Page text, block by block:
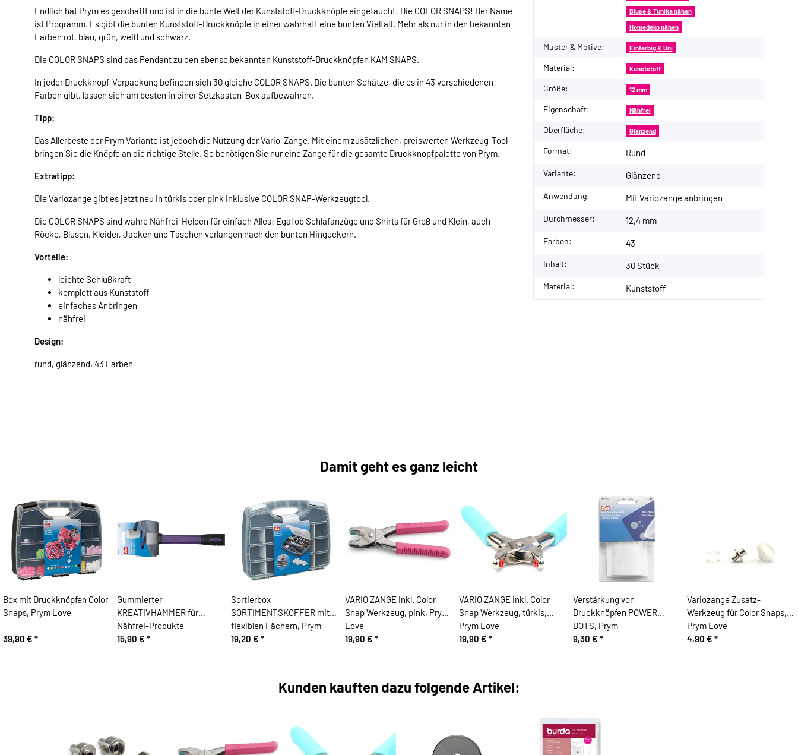
Endlich hat Prym es geschafft und ist in die bunte Welt der Kunststoff-Druckknöpfe eingetaucht: Die COLOR SNAPS! Der Name
ist Programm. Es gibt die bunten Kunststoff-Druckknöpfe in einer wahrhaft eine bunten Vielfalt. Mehr als nur in den bekannten
Farben rot, blau, grün, weiß und schwarz.
Die COLOR SNAPS sind das Pendant zu den ebenso bekannten Kunststoff-Druckknöpfen KAM SNAPS.
In jeder Druckknopf-Verpackung befinden sich 30 gleiche COLOR SNAPS. Die bunten Schätze, die es in 43 verschiedenen
Farben gibt, lassen sich am besten in einer Setzkasten-Box aufbewahren.
Tipp:
Das Allerbeste der Prym Variante ist jedoch die Nutzung der Vario-Zange. Mit einem zusätzlichen, preiswerten Werkzeug-Tool
bringen Sie die Knöpfe an die richtige Stelle. So benötigen Sie nur eine Zange für die gesamte Druckknopfpalette von Prym.
Extratipp:
Die Variozange gibt es jetzt neu in türkis oder pink inklusive COLOR SNAP-Werkzeugtool.
Die COLOR SNAPS sind wahre Nähfrei-Helden für einfach Alles: Egal ob Schlafanzüge und Shirts für Groß und Klein, auch
Röcke, Blusen, Kleider, Jacken und Taschen verlangen nach den bunten Hinguckern.
Vorteile:
leichte Schlußkraft
komplett aus Kunststoff
einfaches Anbringen
nähfrei
Design:
rund, glänzend, 43 Farben
Bluse & Tunika nähen
Homedeko nähen
Muster & Motive: Einfarbig & Uni
Material: Kunststoff
Größe: 12 mm
Eigenschaft: Nähfrei
Oberfläche: Glänzend
Format: Rund
Variante: Glänzend
Anwendung: Mit Variozange anbringen
Durchmesser: 12,4 mm
Farben: 43
Inhalt: 30 Stück
Material: Kunststoff
Damit geht es ganz leicht
Box mit Druckknöpfen Color
Snaps, Prym Love
39,90 € *
Gummierter
KREATIVHAMMER für
Nähfrei-Produkte
15,90 € *
Sortierbox
SORTIMENTSKOFFER mit
flexiblen Fächern, Prym
19,20 € *
VARIO ZANGE inkl. Color
Snap Werkzeug, pink, Prym
Love
19,90 € *
VARIO ZANGE inkl. Color
Snap Werkzeug, türkis,
Prym Love
19,90 € *
Verstärkung von
Druckknöpfen POWER
DOTS, Prym
9,30 € *
Variozange Zusatz-
Werkzeug für Color Snaps,
Prym Love
4,90 € *
Kunden kauften dazu folgende Artikel: